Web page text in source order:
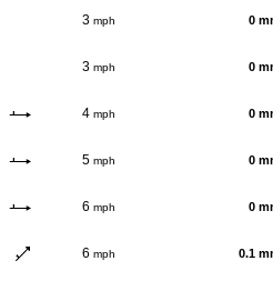
3 mph 0
3 mph 0
4 mph 0
5 mph 0
6 mph 0
6 mph 0.1